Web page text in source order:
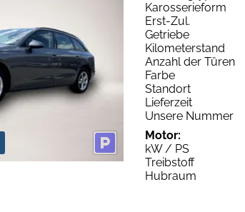
Karosserieform
Erst-Zul.
Getriebe
Kilometerstand
Anzahl der Türen
Farbe
Standort
Lieferzeit
Unsere Nummer
Motor:
kW / PS
Treibstoff
Hubraum